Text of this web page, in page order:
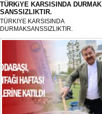
TÜRKiYE KARSISINDA DURMAK
SANSSIZLIKTIR.
TÜRKIYE KARSISINDA
DURMAKSANSSIZLIKTIR.